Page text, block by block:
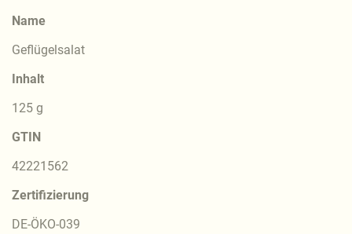
Name
Geflügelsalat
Inhalt
125 g
GTIN
42221562
Zertifizierung
DE-ÖKO-039